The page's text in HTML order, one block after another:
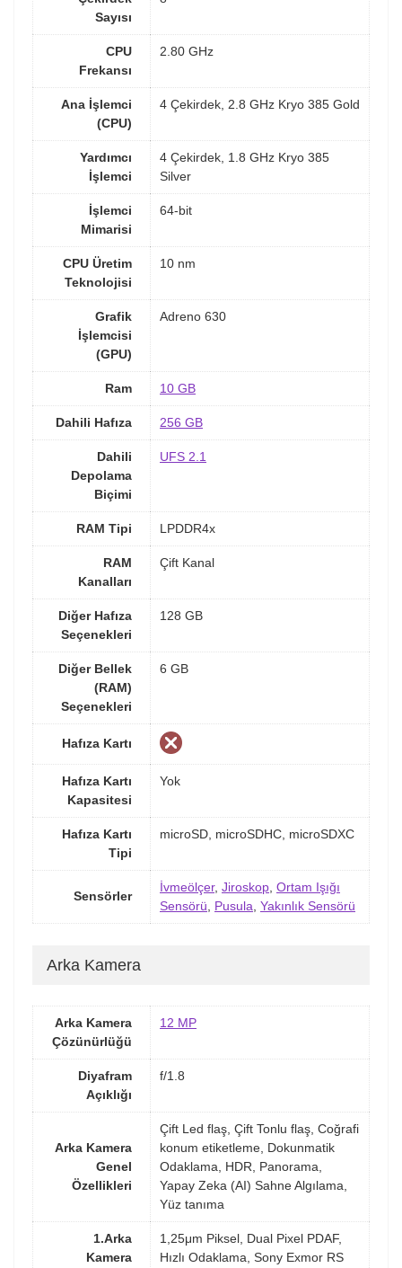
Sayısı
CPU
Frekansı
2.80 GHz
Ana İşlemci
(CPU)
4 Çekirdek, 2.8 GHz Kryo 385 Gold
Yardımcı
İşlemci
4 Çekirdek, 1.8 GHz Kryo 385
Silver
İşlemci
Mimarisi
64-bit
CPU Üretim
Teknolojisi
10 nm
Grafik
İşlemcisi
(GPU)
Adreno 630
Ram 10 GB
Dahili Hafıza 256 GB
Dahili
Depolama
Biçimi
UFS 2.1
RAM Tipi LPDDR4x
RAM
Kanalları
Çift Kanal
Diğer Hafıza
Seçenekleri
128 GB
Diğer Bellek
(RAM)
Seçenekleri
6 GB
Hafıza Kartı
Hafıza Kartı
Kapasitesi
Yok
Hafıza Kartı
Tipi
microSD, microSDHC, microSDXC
Sensörler
İvmeölçer, Jiroskop, Ortam Işığı
Sensörü, Pusula, Yakınlık Sensörü
Arka Kamera
Arka Kamera
Çözünürlüğü
12 MP
Diyafram
Açıklığı
f/1.8
Arka Kamera
Genel
Özellikleri
Çift Led flaş, Çift Tonlu flaş, Coğrafi
konum etiketleme, Dokunmatik
Odaklama, HDR, Panorama,
Yapay Zeka (AI) Sahne Algılama,
Yüz tanıma
1.Arka
Kamera
1,25μm Piksel, Dual Pixel PDAF,
Hızlı Odaklama, Sony Exmor RS